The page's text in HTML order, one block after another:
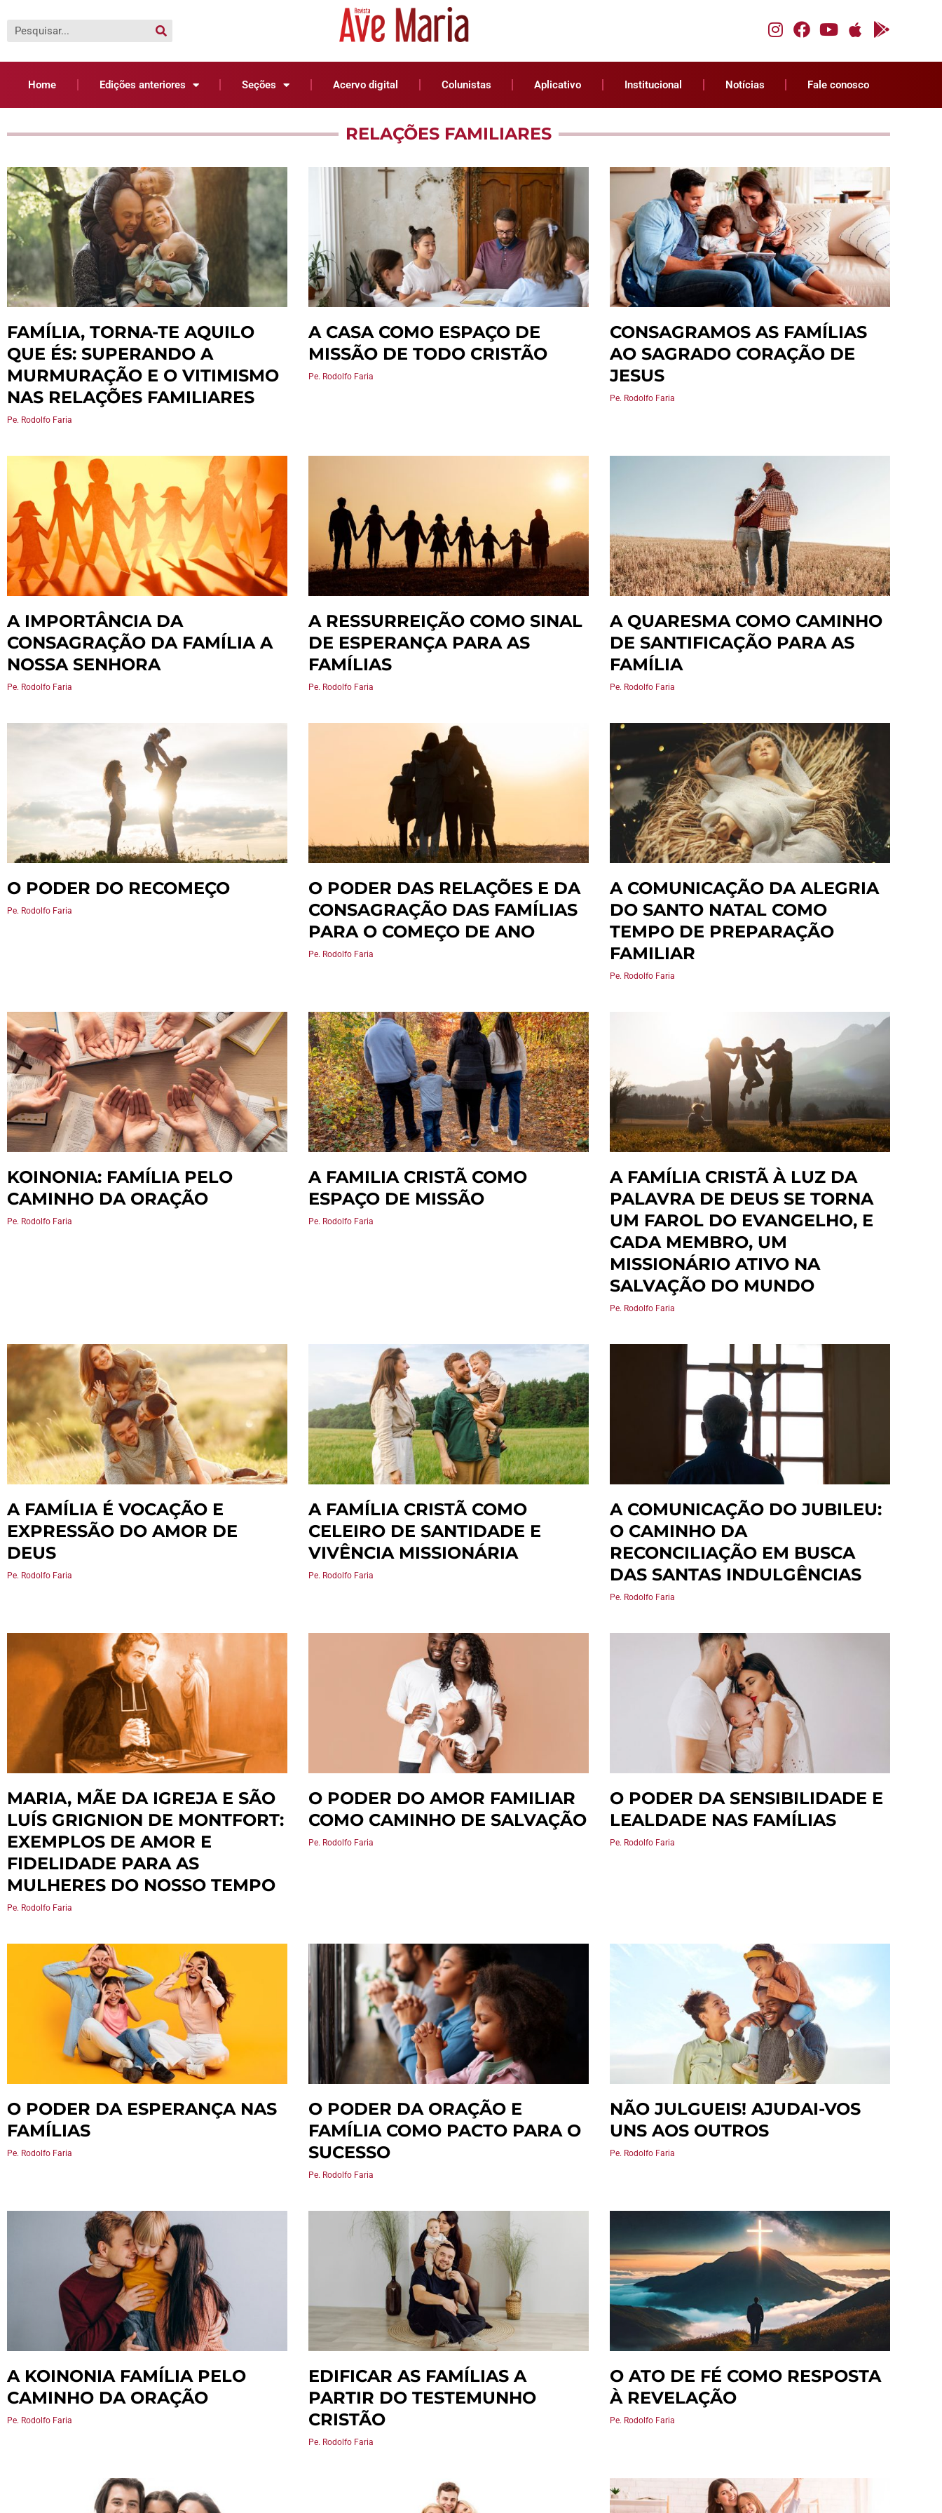
Home Edições anteriores Seções Acervo digital Colunistas Aplicativo Institucional Notícias Fale conosco
RELAÇÕES FAMILIARES
FAMÍLIA, TORNA-TE AQUILO
QUE ÉS: SUPERANDO A
MURMURAÇÃO E O VITIMISMO
NAS RELAÇÕES FAMILIARES
Pe. Rodolfo Faria
A CASA COMO ESPAÇO DE
MISSÃO DE TODO CRISTÃO
Pe. Rodolfo Faria
CONSAGRAMOS AS FAMÍLIAS
AO SAGRADO CORAÇÃO DE
JESUS
Pe. Rodolfo Faria
A IMPORTÂNCIA DA
CONSAGRAÇÃO DA FAMÍLIA A
NOSSA SENHORA
Pe. Rodolfo Faria
A RESSURREIÇÃO COMO SINAL
DE ESPERANÇA PARA AS
FAMÍLIAS
Pe. Rodolfo Faria
A QUARESMA COMO CAMINHO
DE SANTIFICAÇÃO PARA AS
FAMÍLIA
Pe. Rodolfo Faria
O PODER DO RECOMEÇO
Pe. Rodolfo Faria
O PODER DAS RELAÇÕES E DA
CONSAGRAÇÃO DAS FAMÍLIAS
PARA O COMEÇO DE ANO
Pe. Rodolfo Faria
A COMUNICAÇÃO DA ALEGRIA
DO SANTO NATAL COMO
TEMPO DE PREPARAÇÃO
FAMILIAR
Pe. Rodolfo Faria
KOINONIA: FAMÍLIA PELO
CAMINHO DA ORAÇÃO
Pe. Rodolfo Faria
A FAMILIA CRISTÃ COMO
ESPAÇO DE MISSÃO
Pe. Rodolfo Faria
A FAMÍLIA CRISTÃ À LUZ DA
PALAVRA DE DEUS SE TORNA
UM FAROL DO EVANGELHO, E
CADA MEMBRO, UM
MISSIONÁRIO ATIVO NA
SALVAÇÃO DO MUNDO
Pe. Rodolfo Faria
A FAMÍLIA É VOCAÇÃO E
EXPRESSÃO DO AMOR DE
DEUS
Pe. Rodolfo Faria
A FAMÍLIA CRISTÃ COMO
CELEIRO DE SANTIDADE E
VIVÊNCIA MISSIONÁRIA
Pe. Rodolfo Faria
A COMUNICAÇÃO DO JUBILEU:
O CAMINHO DA
RECONCILIAÇÃO EM BUSCA
DAS SANTAS INDULGÊNCIAS
Pe. Rodolfo Faria
MARIA, MÃE DA IGREJA E SÃO
LUÍS GRIGNION DE MONTFORT:
EXEMPLOS DE AMOR E
FIDELIDADE PARA AS
MULHERES DO NOSSO TEMPO
Pe. Rodolfo Faria
O PODER DO AMOR FAMILIAR
COMO CAMINHO DE SALVAÇÃO
Pe. Rodolfo Faria
O PODER DA SENSIBILIDADE E
LEALDADE NAS FAMÍLIAS
Pe. Rodolfo Faria
O PODER DA ESPERANÇA NAS
FAMÍLIAS
Pe. Rodolfo Faria
O PODER DA ORAÇÃO E
FAMÍLIA COMO PACTO PARA O
SUCESSO
Pe. Rodolfo Faria
NÃO JULGUEIS! AJUDAI-VOS
UNS AOS OUTROS
Pe. Rodolfo Faria
A KOINONIA FAMÍLIA PELO
CAMINHO DA ORAÇÃO
Pe. Rodolfo Faria
EDIFICAR AS FAMÍLIAS A
PARTIR DO TESTEMUNHO
CRISTÃO
Pe. Rodolfo Faria
O ATO DE FÉ COMO RESPOSTA
À REVELAÇÃO
Pe. Rodolfo Faria